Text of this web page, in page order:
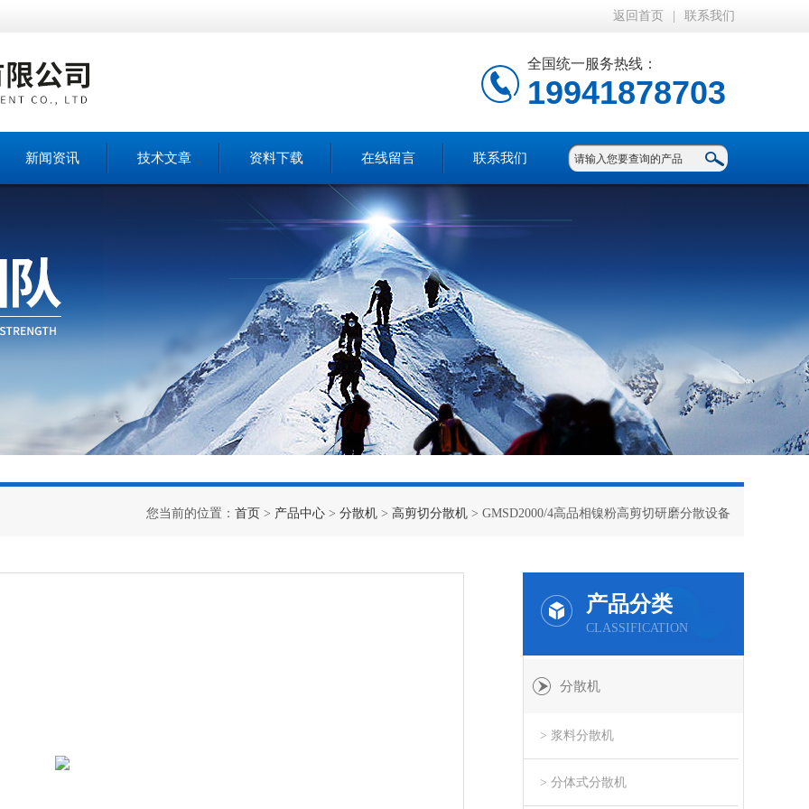
返回首页 联系我们
全国统一服务热线：
19941878703
新闻资讯 技术文章 资料下载 在线留言 联系我们
您当前的位置： 首页 > 产品中心 > 分散机 > 高剪切分散机 > GMSD2000/4高品相镍粉高剪切研磨分散设备
产品分类
CLASSIFICATION
分散机
> 浆料分散机
> 分体式分散机